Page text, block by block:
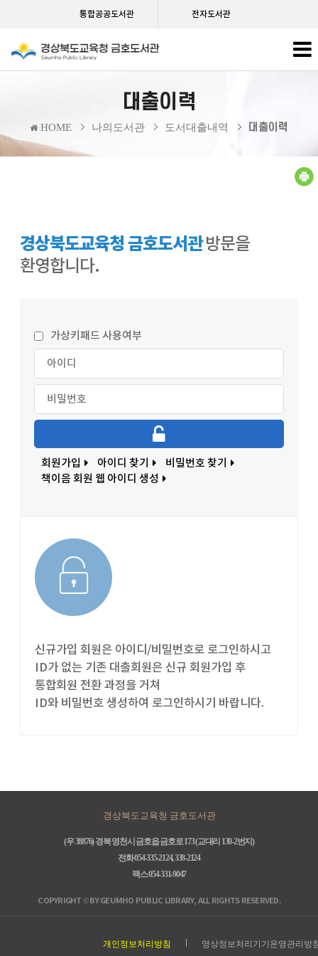
통합공공도서관 전자도서관
대출이력
HOME 나의도서관 도서대출내역 대출이력
경상북도교육청 금호도서관방문을
환영합니다.
가상키패드 사용여부
회원가입 아이디 찾기
비밀번호 찾기
책이음 회원 웹 아이디 생성
신규가입 회원은 아이디/비밀번호로 로그인하시고
ID가 없는 기존 대출회원은 신규 회원가입 후
통합회원 전환 과정을 거쳐
ID와 비밀번호 생성하여 로그인하시기 바랍니다.
경상북도교육청 금호도서관
(우 38876) 경북 영천시 금호읍 금호로 173 (교대리 130-2번지)
전화 054-335-2124, 338-2124
팩스 054-331-9047
COPYRIGHT © BY GEUMHO PUBLIC LIBRARY, ALL RIGHTS RESERVED.
개인정보처리방침 영상정보처리기기운영관리방